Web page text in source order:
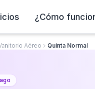
¿Cómo
Aéreo Quinta Normal